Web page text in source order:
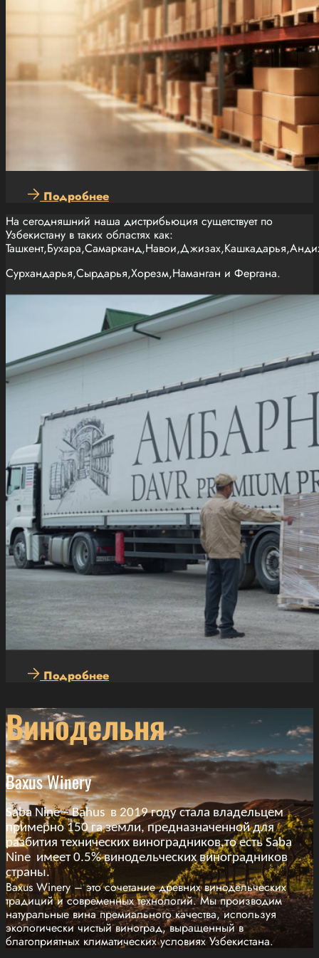
Подробнее
На сегодняшний наша дистрибьюция сущетствует по
Узбекистану в таких областях как:
Сурхандарья,Сырдарья,Хорезм,Наманган и Фергана.
Подробнее
Винодельня
Baxus Winery
Saba Nine – Bahus в 2019 году стала владельцем
примерно 150 га земли, предназначенной для
разбития технических виноградников,то есть Saba
Nine имеет 0.5% винодельческих виноградников
страны.
Baxus Winery – это сочетание древних винодельческих
традиций и современных технологий. Мы производим
натуральные вина премиального качества, используя
экологически чистый виноград, выращенный в
благоприятных климатических условиях Узбекистана.